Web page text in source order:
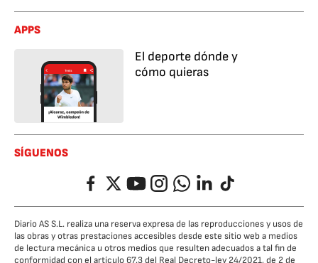
APPS
El deporte dónde y
cómo quieras
SÍGUENOS
FacebookTwitterYouTubeInstagramWhatsappLinkedIn
TikTok
Diario AS S.L. realiza una reserva expresa de las reproducciones y usos de
las obras y otras prestaciones accesibles desde este sitio web a medios
de lectura mecánica u otros medios que resulten adecuados a tal fin de
conformidad con el artículo 67.3 del Real Decreto-ley 24/2021, de 2 de